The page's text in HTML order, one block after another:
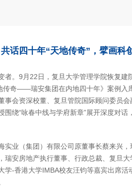
话四十年“天地传奇”，擘画科
者。9月22日，复旦大学管理学院恢复建
传奇——瑞安集团在内地四十年》案例入
事会资深校董、复旦管院国际顾问委员
围绕“咏春中线与学府新章”展开深度对话
实业（集团）有限公司原董事长蔡来兴
瑞安房地产执行董事、行政总裁、复旦大
学-香港大学IMBA校友汪钧等嘉宾出席活